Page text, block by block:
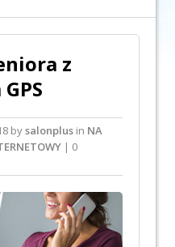
z
bysalonplus in NA
| 0